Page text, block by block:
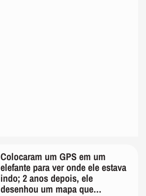
Colocaram um GPS em um
elefante para ver onde ele estava
indo; 2 anos depois, ele
desenhou um mapa que